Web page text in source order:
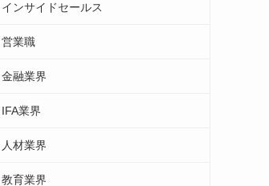
インサイドセールス
営業職
金融業界
IFA業界
人材業界
教育業界